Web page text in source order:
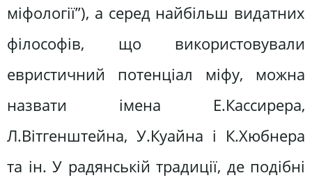
міфології”), а серед найбільш видатних
філософів, що використовували
евристичний потенціал міфу, можна
назвати імена Е.Кассирера,
Л.Вітгенштейна, У.Куайна і К.Хюбнера
та ін. У радянській традиції, де подібні